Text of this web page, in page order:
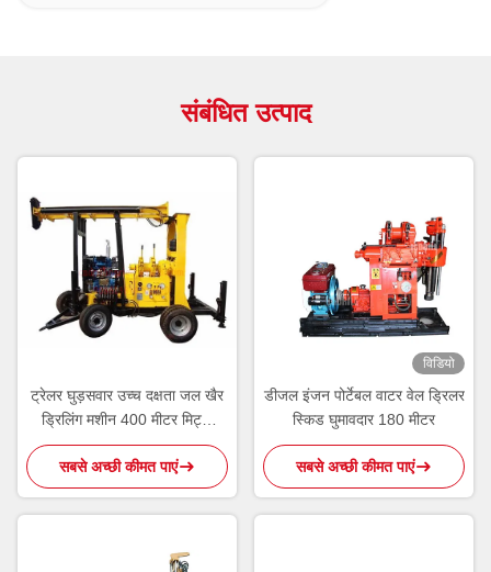
संबंधित उत्पाद
ट्रेलर घुड़सवार उच्च दक्षता जल खैर
ड्रिलिंग मशीन 400 मीटर मिट्टी
ड्रिलिंग क्षमता
सबसे अच्छी कीमत पाएं
विडियो
डीजल इंजन पोर्टेबल वाटर वेल ड्रिलर
स्किड घुमावदार 180 मीटर
सबसे अच्छी कीमत पाएं